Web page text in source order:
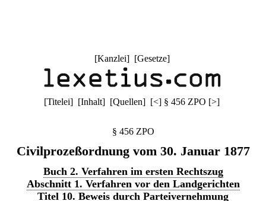
[Kanzlei] [Gesetze]
[Titelei] [Inhalt] [Quellen] [<] § 456 ZPO [>]
§ 456 ZPO
Civilprozeßordnung vom 30. Januar 1877
Buch 2. Verfahren im ersten Rechtszug
Abschnitt 1. Verfahren vor den Landgerichten
Titel 10. Beweis durch Parteivernehmung